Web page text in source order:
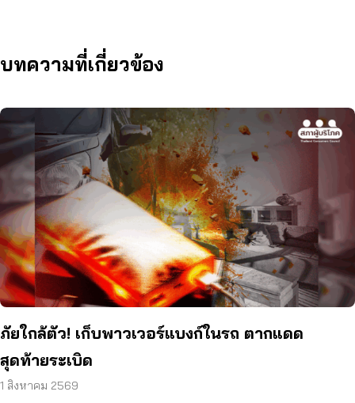
บทความที่เกี่ยวข้อง
ภัยใกล้ตัว! เก็บพาวเวอร์แบงก์ในรถ ตากแดด
สุดท้ายระเบิด
1 สิงหาคม 2569